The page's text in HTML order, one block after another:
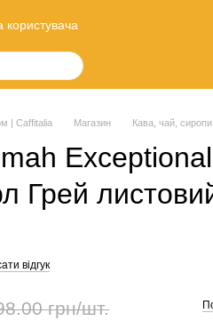
користувача
| Caffitalia Магазин Кава, чай,
Exceptional
Грей
відгук
грн/шт.